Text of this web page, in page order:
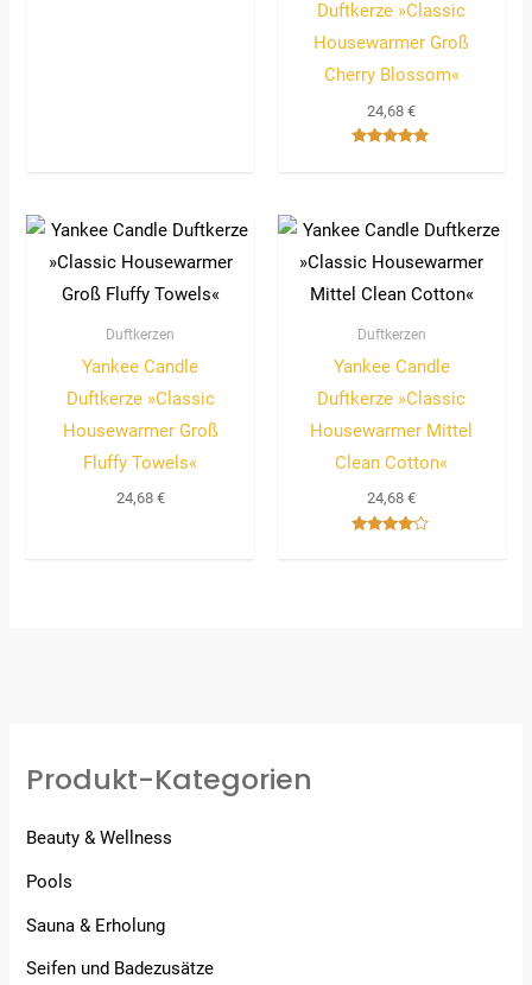
Duftkerze »Classic
Housewarmer Groß
Cherry Blossom«
24,68€
Duftkerzen
Yankee Candle
Duftkerze »Classic
Housewarmer Groß
Fluffy Towels«
24,68 €
Duftkerzen
Yankee Candle
Duftkerze »Classic
Housewarmer Mittel
Clean Cotton«
24,68€
Produkt-Kategorien
Beauty & Wellness
Pools
Sauna & Erholung
Seifen und Badezusätze